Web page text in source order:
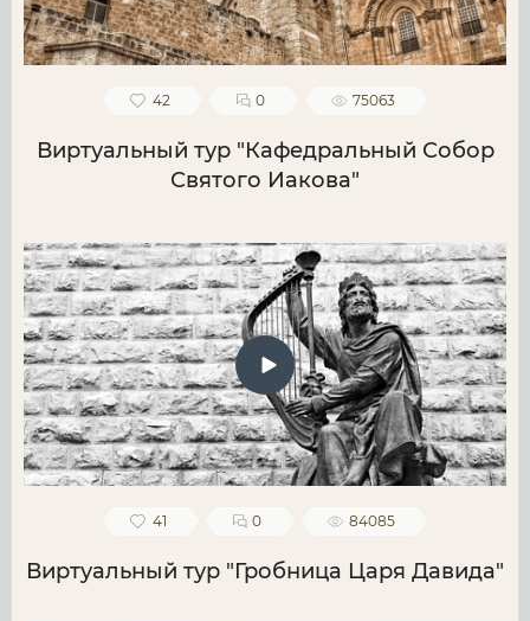
42 0 75063
Виртуальный тур "Кафедральный Собор
Святого Иакова"
41 0 84085
Виртуальный тур "Гробница Царя Давида"